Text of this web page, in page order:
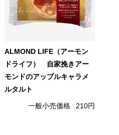
ALMOND LIFE（アーモン
ドライフ） 自家挽きアー
モンドのアップルキャラメ
ルタルト
一般小売価格 210円